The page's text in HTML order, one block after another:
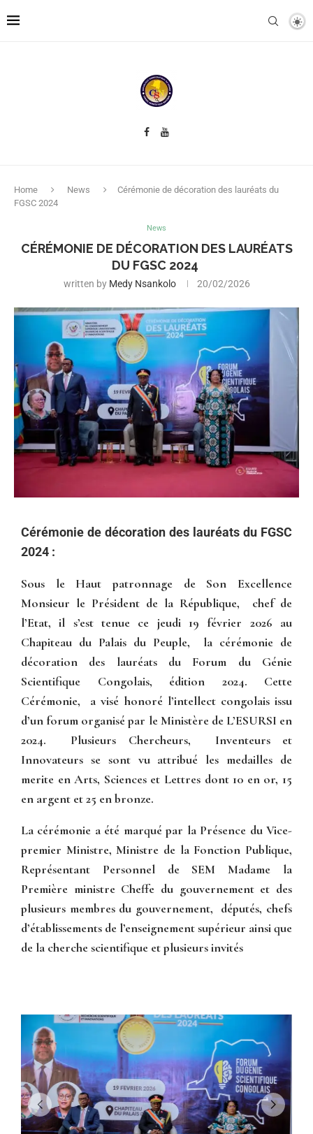
Home News
Cérémonie de décoration des lauréats du
FGSC 2024
News
CÉRÉMONIE DE DÉCORATION DES LAURÉATS
DU FGSC 2024
written by Medy Nsankolo 20/02/2026
Cérémonie de décoration des lauréats du FGSC
2024 :
Sous le Haut patronnage de Son Excellence
Monsieur le Président de la République, chef de
l’Etat, il s’est tenue ce jeudi 19 février 2026 au
Chapiteau du Palais du Peuple, la cérémonie de
décoration des lauréats du Forum du Génie
Scientifique Congolais, édition 2024. Cette
Cérémonie, a visé honoré l’intellect congolais issu
d’un forum organisé par le Ministère de L’ESURSI en
2024. Plusieurs Chercheurs, Inventeurs et
Innovateurs se sont vu attribué les medailles de
merite en Arts, Sciences et Lettres dont 10 en or, 15
en argent et 25 en bronze.
La cérémonie a été marqué par la Présence du Vice-
premier Ministre, Ministre de la Fonction Publique,
Représentant Personnel de SEM Madame la
Première ministre Cheffe du gouvernement et des
plusieurs membres du gouvernement, députés, chefs
d’établissements de l’enseignement supérieur ainsi que
de la cherche scientifique et plusieurs invités